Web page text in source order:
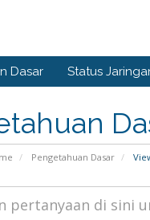
Dasar Status
Pengetahuan Dasar